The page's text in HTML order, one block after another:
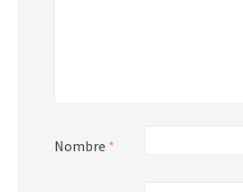
Nombre *